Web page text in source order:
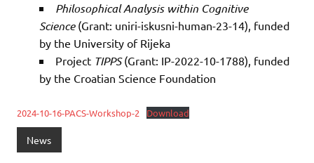
Philosophical Analysis within Cognitive
Science(Grant: uniri-iskusni-human-23-14), funded
by the University of Rijeka
Project TIPPS(Grant: IP-2022-10-1788), funded
by the Croatian Science Foundation
2024-10-16-PACS-Workshop-2 Download
News